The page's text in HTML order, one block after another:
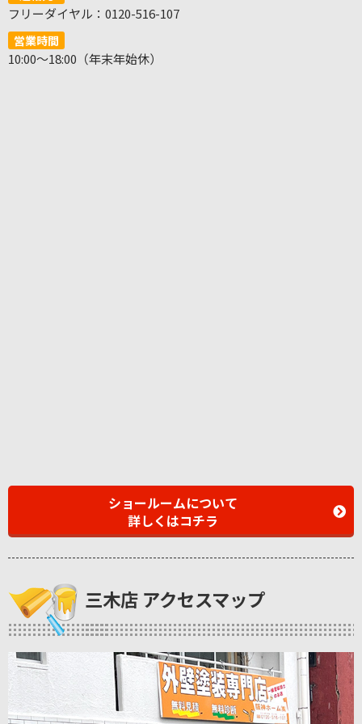
フリーダイヤル：0120-516-107
営業時間
10:00～18:00（年末年始休）
ショールームについて
詳しくはコチラ
三木店 アクセスマップ